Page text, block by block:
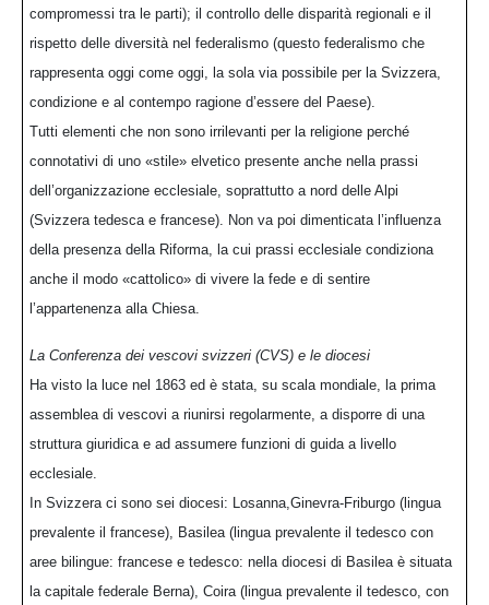
compromessi tra le parti); il controllo delle disparità regionali e il
rispetto delle diversità nel federalismo (questo federalismo che
rappresenta oggi come oggi, la sola via possibile per la Svizzera,
condizione e al contempo ragione d’essere del Paese).
Tutti elementi che non sono irrilevanti per la religione perché
connotativi di uno «stile» elvetico presente anche nella prassi
dell’organizzazione ecclesiale, soprattutto a nord delle Alpi
(Svizzera tedesca e francese). Non va poi dimenticata l’influenza
della presenza della Riforma, la cui prassi ecclesiale condiziona
anche il modo «cattolico» di vivere la fede e di sentire
l’appartenenza alla Chiesa.
La Conferenza dei vescovi svizzeri (CVS) e le diocesi
Ha visto la luce nel 1863 ed è stata, su scala mondiale, la prima
assemblea di vescovi a riunirsi regolarmente, a disporre di una
struttura giuridica e ad assumere funzioni di guida a livello
ecclesiale.
In Svizzera ci sono sei diocesi: Losanna,Ginevra-Friburgo (lingua
prevalente il francese), Basilea (lingua prevalente il tedesco con
aree bilingue: francese e tedesco: nella diocesi di Basilea è situata
la capitale federale Berna), Coira (lingua prevalente il tedesco, con